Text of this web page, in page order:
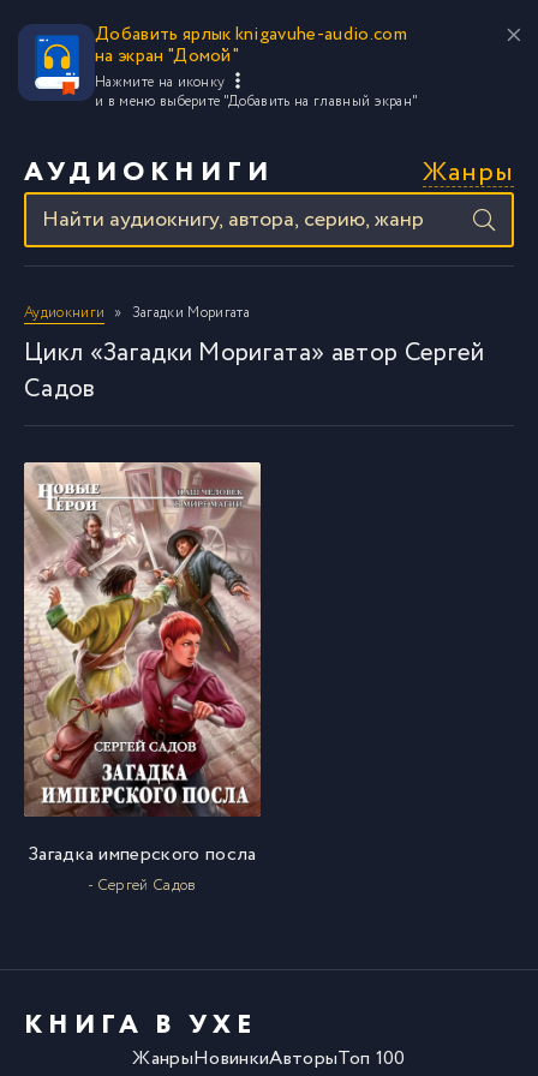
Добавить ярлык knigavuhe-audio.com
на экран "Домой"
Нажмите на иконку
и в меню выберите "Добавить на главный экран"
АУДИОКНИГИ Жанры
Аудиокниги Загадки Моригата
Цикл «Загадки Моригата» автор Сергей
Садов
Загадка имперского посла
- Сергей Садов
КНИГА В УХЕ
ЖанрыНовинкиАвторыТоп 100